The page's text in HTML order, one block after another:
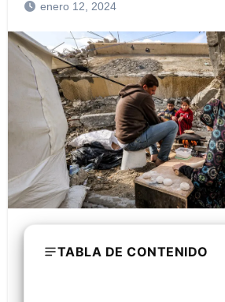
enero 12, 2024
TABLA DE CONTENIDO